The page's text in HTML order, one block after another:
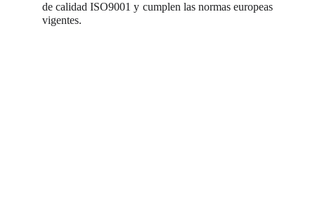
de calidad ISO9001 y cumplen las normas europeas
vigentes.